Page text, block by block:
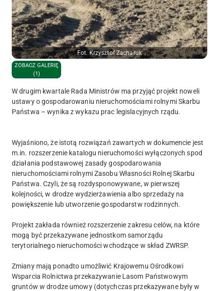
Fot. Krzysztof Zacharuk
ZOBACZ GALERIĘ
(1)
W drugim kwartale Rada Ministrów ma przyjąć projekt noweli
ustawy o gospodarowaniu nieruchomościami rolnymi Skarbu
Państwa – wynika z wykazu prac legislacyjnych rządu.
Wyjaśniono, że istotą rozwiązań zawartych w dokumencie jest
m.in. rozszerzenie katalogu nieruchomości wyłączonych spod
działania podstawowej zasady gospodarowania
nieruchomościami rolnymi Zasobu Własności Rolnej Skarbu
Państwa. Czyli, że są rozdysponowywane, w pierwszej
kolejności, w drodze wydzierżawienia albo sprzedaży na
powiększenie lub utworzenie gospodarstw rodzinnych.
Projekt zakłada również rozszerzenie zakresu celów, na które
mogą być przekazywane jednostkom samorządu
terytorialnego nieruchomości wchodzące w skład ZWRSP.
Zmiany mają ponadto umożliwić Krajowemu Ośrodkowi
Wsparcia Rolnictwa przekazywanie Lasom Państwowym
gruntów w drodze umowy (dotychczas przekazywane były w